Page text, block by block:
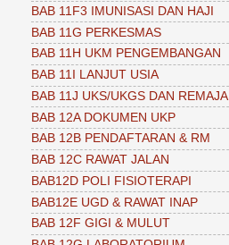
BAB 11F3 IMUNISASI DAN HAJI
BAB 11G PERKESMAS
BAB 11H UKM PENGEMBANGAN
BAB 11I LANJUT USIA
BAB 11J UKS/UKGS DAN REMAJA
BAB 12A DOKUMEN UKP
BAB 12B PENDAFTARAN & RM
BAB 12C RAWAT JALAN
BAB12D POLI FISIOTERAPI
BAB12E UGD & RAWAT INAP
BAB 12F GIGI & MULUT